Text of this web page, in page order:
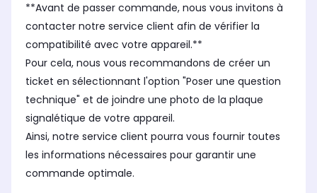
**Avant de passer commande, nous vous invitons à
contacter notre service client afin de vérifier la
compatibilité avec votre appareil.**
Pour cela, nous vous recommandons de créer un
ticket en sélectionnant l'option "Poser une question
technique" et de joindre une photo de la plaque
signalétique de votre appareil.
Ainsi, notre service client pourra vous fournir toutes
les informations nécessaires pour garantir une
commande optimale.